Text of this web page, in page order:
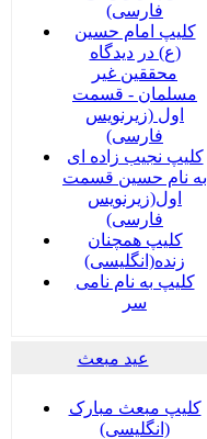
فارسی)
کلیپ امام حسین
(ع) در دیدگاه
محققین غیر
مسلمان - قسمت
اول (زیرنویس
فارسی)
کلیپ نجیب زاده ای
به نام حسین قسمت
اول(زیرنویس
فارسی)
کلیپ همچنان
زنده(انگلیسی)
کلیپ به نام نامی
سر
عید مبعث
کلیپ مبعث مبارک
(انگلیسی)